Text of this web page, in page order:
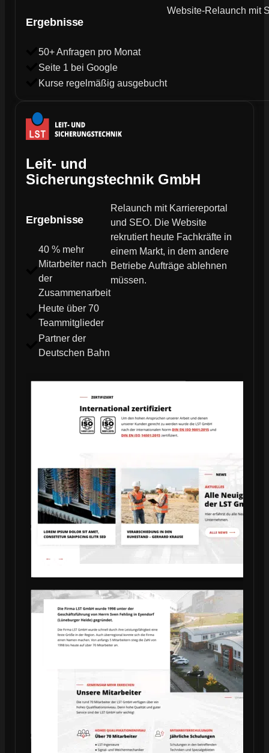
Ergebnisse
50+ Anfragen pro Monat
Seite 1 bei Google
Kurse regelmäßig ausgebucht
Website-Relaunch mit
Leit- und
Sicherungstechnik GmbH
Ergebnisse
40 % mehr
Mitarbeiter nach
der
Zusammenarbeit
Heute über 70
Teammitglieder
Partner der
Deutschen Bahn
Relaunch mit Karriereportal
und SEO. Die Website
rekrutiert heute Fachkräfte in
einem Markt, in dem andere
Betriebe Aufträge ablehnen
müssen.